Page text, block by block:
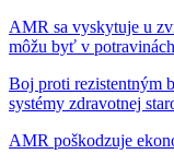
AMR sa vyskytuje u
môžu byť v
Boj proti rezistentným
systémy zdravotnej
AMR poškodzuje